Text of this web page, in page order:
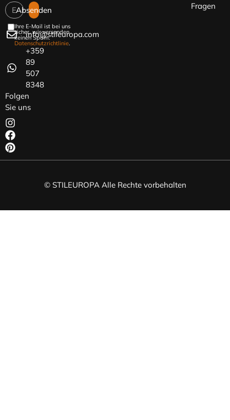
Ihre E-Mail ist bei uns
sicher, wir versenden
keinen Spam.
Datenschutzrichtlinie.
Absenden
info@stileuropa.com
+359
89
507
8348
Folgen
Sie uns
Fragen
© STILEUROPA Alle Rechte vorbehalten